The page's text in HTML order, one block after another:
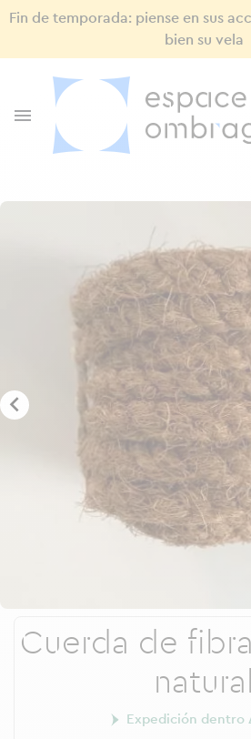
Fin de temporada: piense en sus
bien su vela


Cuerda de
natural
Expedición dentro